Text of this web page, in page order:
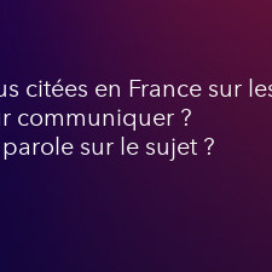
citées en France sur
communiquer ?
sur le sujet ?